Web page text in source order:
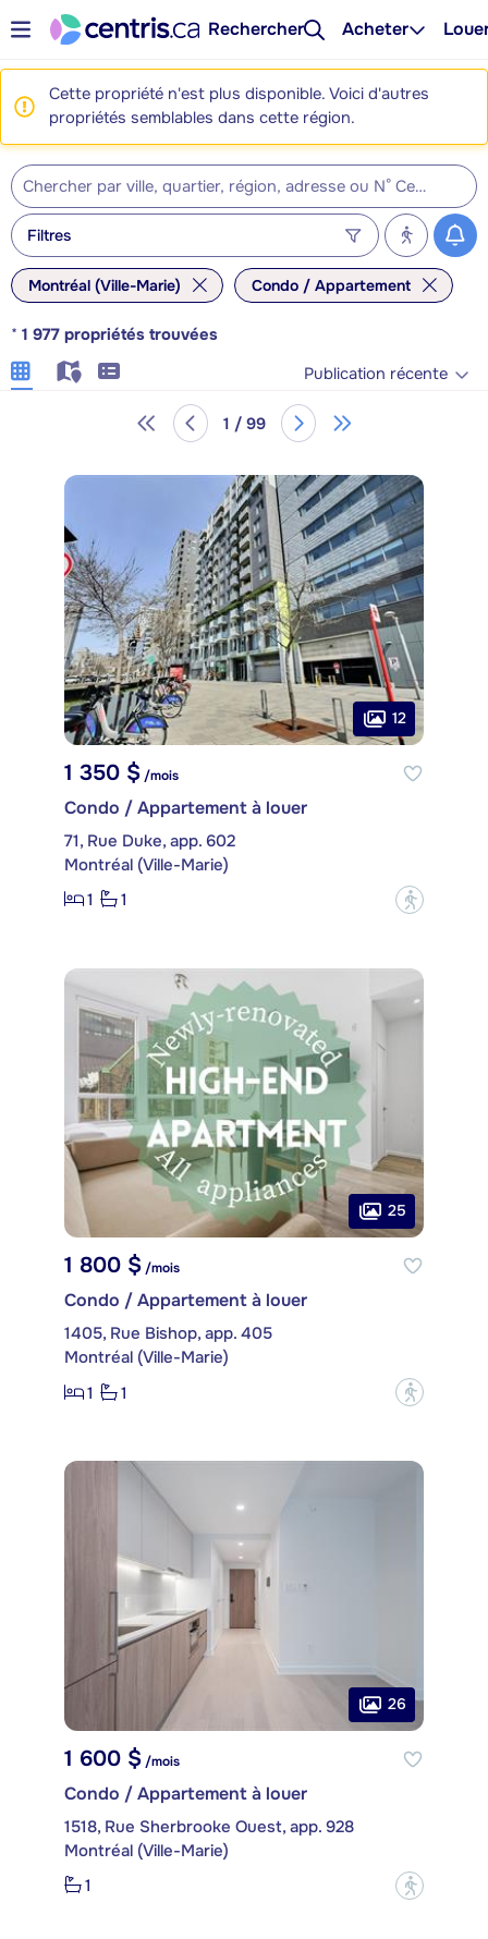
Rechercher Acheter
Cette propriété n'est plus disponible. Voici d'autres
propriétés semblables dans cette région.
Filtres
Montréal (Ville-Marie) Condo / Appartement
* 1 977 propriétés trouvées
Publication récente
1 / 99
12
1 350 $ /mois
Condo / Appartement à louer
71, Rue Duke, app. 602
Montréal (Ville-Marie)
1
1 ?
25
1 800 $/mois
Condo / Appartement à louer
1405, Rue Bishop, app. 405
Montréal (Ville-Marie)
1
1 ?
26
1 600 $ /mois
Condo / Appartement à louer
1518, Rue Sherbrooke Ouest, app. 928
Montréal (Ville-Marie)
1
?